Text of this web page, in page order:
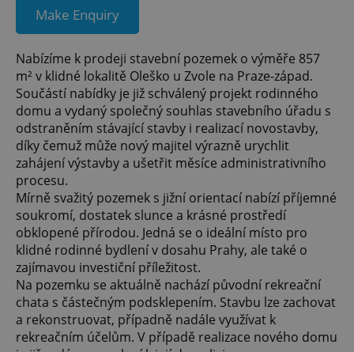
Make Enquiry
Nabízíme k prodeji stavební pozemek o výměře 857
m² v klidné lokalitě Oleško u Zvole na Praze-západ.
Součástí nabídky je již schválený projekt rodinného
domu a vydaný společný souhlas stavebního úřadu s
odstraněním stávající stavby i realizací novostavby,
díky čemuž může nový majitel výrazně urychlit
zahájení výstavby a ušetřit měsíce administrativního
procesu.
Mírně svažitý pozemek s jižní orientací nabízí příjemné
soukromí, dostatek slunce a krásné prostředí
obklopené přírodou. Jedná se o ideální místo pro
klidné rodinné bydlení v dosahu Prahy, ale také o
zajímavou investiční příležitost.
Na pozemku se aktuálně nachází původní rekreační
chata s částečným podsklepením. Stavbu lze zachovat
a rekonstruovat, případně nadále využívat k
rekreačním účelům. V případě realizace nového domu